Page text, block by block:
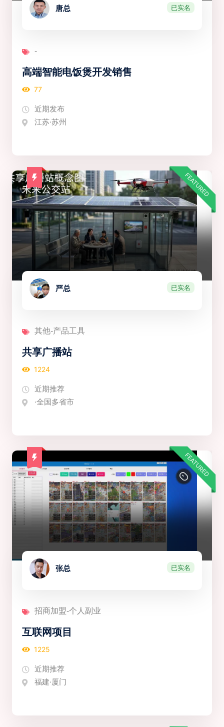
唐总 已实名
-
高端智能电饭煲开发销售
77
近期发布
江苏·苏州
FEATURED
严总 已实名
其他-产品工具
共享广播站
1224
近期推荐
·全国多省市
FEATURED
张总 已实名
招商加盟-个人副业
互联网项目
1225
近期推荐
福建·厦门